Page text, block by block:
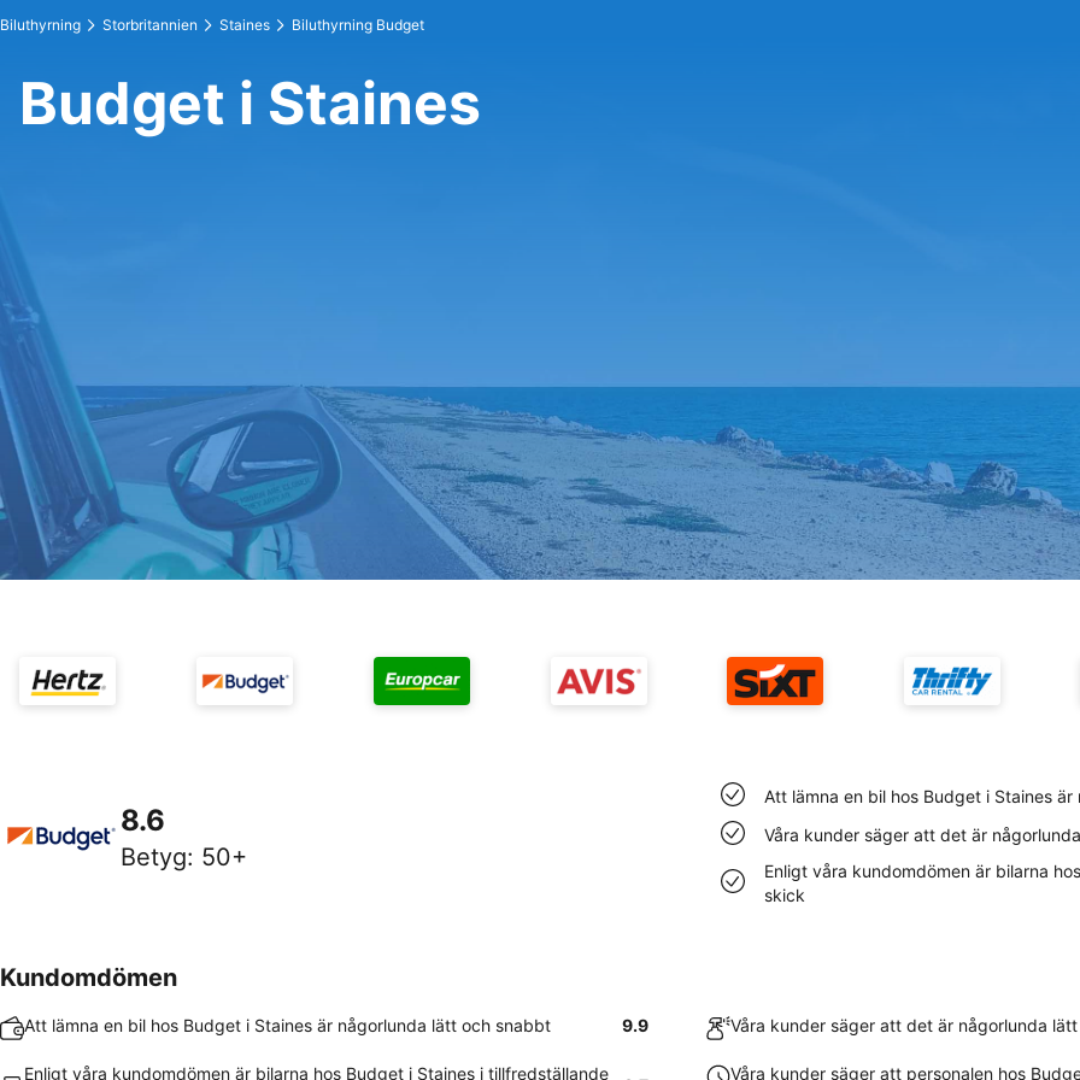
Biluthyrning Storbritannien Staines Biluthyrning Budget
Budget i Staines
8.6
Betyg: 50+
Att lämna en bil hos Budget i Staines
Våra kunder säger att det är
Enligt våra kundomdömen är bilarna
skick
Kundomdömen
Att lämna en bil hos Budget i Staines är någorlunda lätt och snabbt 9.9 Våra kunder säger att det är någorlunda
Enligt våra kundomdömen är bilarna hos Budget i Staines i tillfredställande Våra kunder säger att personalen hos